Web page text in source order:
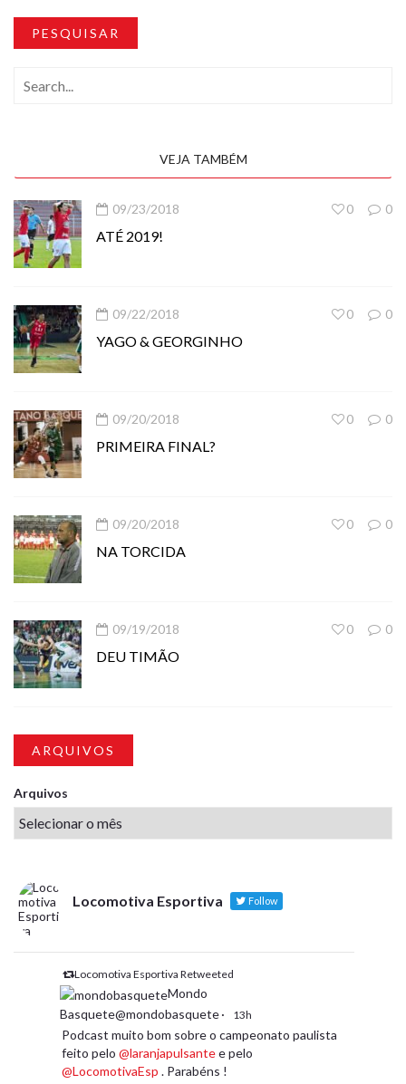
PESQUISAR
VEJA TAMBÉM
09/23/2018 0
0
ATÉ 2019!
09/22/2018 0
0
YAGO & GEORGINHO
09/20/2018 0
0
PRIMEIRA FINAL?
09/20/2018 0
0
NA TORCIDA
09/19/2018 0
0
DEU TIMÃO
ARQUIVOS
Arquivos
Locomotiva Esportiva Follow
Locomotiva Esportiva Retweeted
Mondo
Basquete@mondobasquete· 13h
Podcast muito bom sobre o campeonato paulista
feito pelo @laranjapulsantee pelo
@LocomotivaEsp . Parabéns !